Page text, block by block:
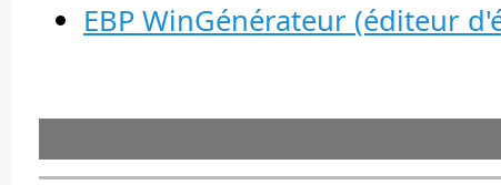
EBP WinGénérateur (éditeur